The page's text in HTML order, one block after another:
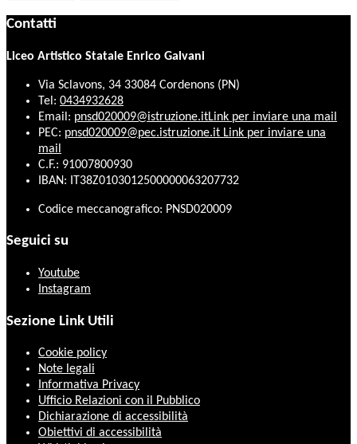
Contatti
Liceo Artistico Statale Enrico Galvani
Via Sclavons, 34 33084 Cordenons (PN)
Tel: 0434932628
Email: pnsd020009@istruzione.itLink per inviare una mail
PEC: pnsd020009@pec.istruzione.it Link per inviare una
mail
C.F.: 91007800930
IBAN: IT38Z0103012500000063207732
Codice meccanografico: PNSD020009
Seguici su
Youtube
Instagram
Sezione Link Utili
Cookie policy
Note legali
Informativa Privacy
Ufficio Relazioni con il Pubblico
Dichiarazione di accessibilità
Obiettivi di accessibilità